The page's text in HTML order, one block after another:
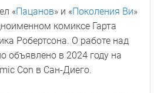
«Пацанов» и «Поколения Ви»
комиксе Гарта
Робертсона. О работе над
объявлено в 2024 году на
Con в Сан-Диего.